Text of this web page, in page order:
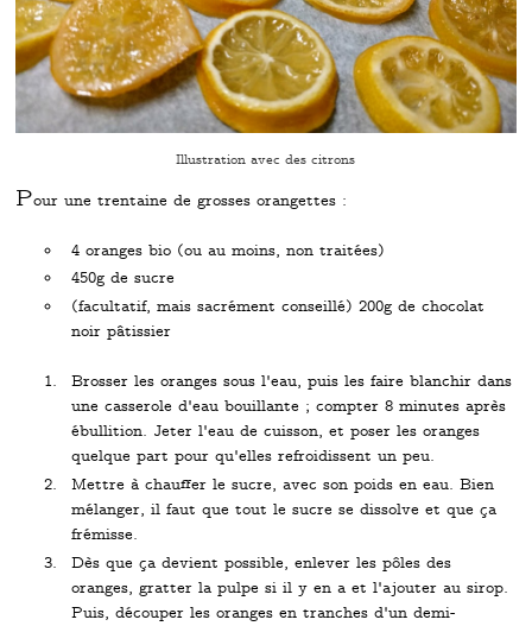
Illustration avec des citrons
Pour une trentaine de grosses orangettes :
4 oranges bio (ou au moins, non traitées)
450g de sucre
(facultatif, mais sacrément conseillé) 200g de chocolat
noir pâtissier
Brosser les oranges sous l'eau, puis les faire blanchir dans
une casserole d'eau bouillante ; compter 8 minutes après
ébullition. Jeter l'eau de cuisson, et poser les oranges
quelque part pour qu'elles refroidissent un peu.
Mettre à chauffer le sucre, avec son poids en eau. Bien
mélanger, il faut que tout le sucre se dissolve et que ça
frémisse.
Dès que ça devient possible, enlever les pôles des
oranges, gratter la pulpe si il y en a et l'ajouter au sirop.
Puis, découper les oranges en tranches d'un demi-